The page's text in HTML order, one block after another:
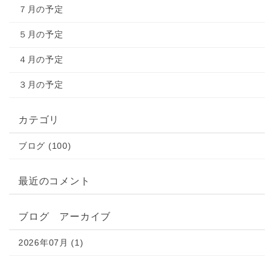
７月の予定
５月の予定
４月の予定
３月の予定
カテゴリ
ブログ (100)
最近のコメント
ブログ アーカイブ
2026年07月 (1)